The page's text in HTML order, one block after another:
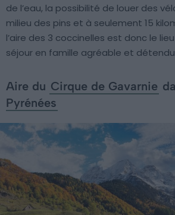
de l’eau, la possibilité de louer des
milieu des pins et à seulement 15
l’aire des 3 coccinelles est donc le
séjour en famille agréable et
Aire du Cirque de Gavarnie
Pyrénées